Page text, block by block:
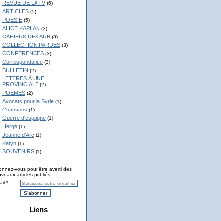
REVUE DE LA TV (6)
ARTICLES (5)
POÉSIE (5)
ALICE KAPLAN (3)
CAHIERS DES ARB (3)
COLLECTION PARDES (3)
CONFÉRENCES (3)
Correspondance (3)
BULLETIN (2)
LETTRES À UNE
PROVINCIALE (2)
POEMES (2)
Avocats pour la Syrie (1)
Chansons (1)
Guerre d'espagne (1)
Hergé (1)
Jeanne d'Arc (1)
Katyn (1)
SOUVENIRS (1)
vous pour être averti des
articles publiés.
Liens